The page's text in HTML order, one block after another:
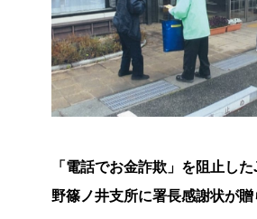
「電話でお金詐欺」を阻止し
野篠ノ井支所に署長感謝状が贈